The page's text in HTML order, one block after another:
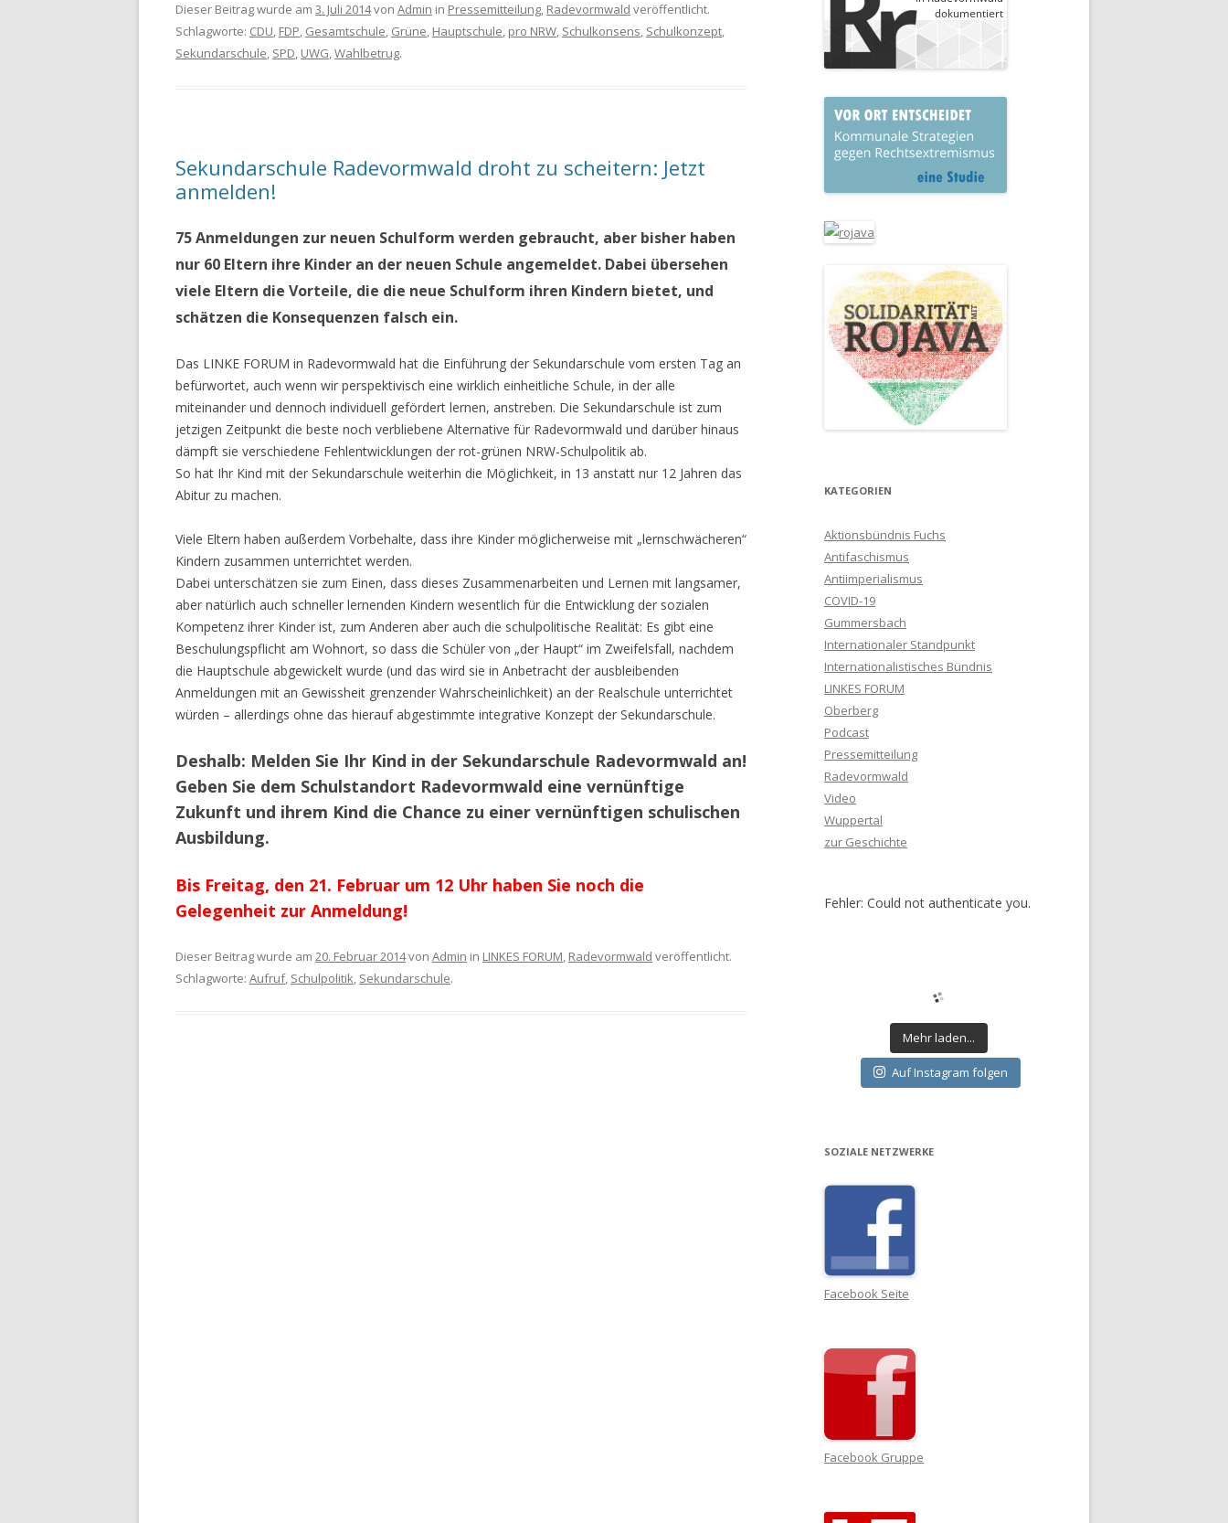
Dieser Beitrag wurde am 3. Juli 2014von Admin in Pressemitteilung, Radevormwald veröffentlicht.
Schlagworte: CDU, FDP, Gesamtschule, Grüne, Hauptschule, pro NRW, Schulkonsens, Schulkonzept,
Sekundarschule, SPD, UWG,Wahlbetrug.
Sekundarschule Radevormwald droht zu scheitern: Jetzt
anmelden!
75 Anmeldungen zur neuen Schulform werden gebraucht, aber bisher haben
nur 60 Eltern ihre Kinder an der neuen Schule angemeldet. Dabei übersehen
viele Eltern die Vorteile, die die neue Schulform ihren Kindern bietet, und
schätzen die Konsequenzen falsch ein.
Das LINKE FORUM in Radevormwald hat die Einführung der Sekundarschule vom ersten Tag an
befürwortet, auch wenn wir perspektivisch eine wirklich einheitliche Schule, in der alle
miteinander und dennoch individuell gefördert lernen, anstreben. Die Sekundarschule ist zum
jetzigen Zeitpunkt die beste noch verbliebene Alternative für Radevormwald und darüber hinaus
dämpft sie verschiedene Fehlentwicklungen der rot-grünen NRW-Schulpolitik ab.
So hat Ihr Kind mit der Sekundarschule weiterhin die Möglichkeit, in 13 anstatt nur 12 Jahren das
Abitur zu machen.
Viele Eltern haben außerdem Vorbehalte, dass ihre Kinder möglicherweise mit „lernschwächeren“
Kindern zusammen unterrichtet werden.
Dabei unterschätzen sie zum Einen, dass dieses Zusammenarbeiten und Lernen mit langsamer,
aber natürlich auch schneller lernenden Kindern wesentlich für die Entwicklung der sozialen
Kompetenz ihrer Kinder ist, zum Anderen aber auch die schulpolitische Realität: Es gibt eine
Beschulungspflicht am Wohnort, so dass die Schüler von „der Haupt“ im Zweifelsfall, nachdem
die Hauptschule abgewickelt wurde (und das wird sie in Anbetracht der ausbleibenden
Anmeldungen mit an Gewissheit grenzender Wahrscheinlichkeit) an der Realschule unterrichtet
würden – allerdings ohne das hierauf abgestimmte integrative Konzept der Sekundarschule.
Deshalb: Melden Sie Ihr Kind in der Sekundarschule Radevormwald an!
Geben Sie dem Schulstandort Radevormwald eine vernünftige
Zukunft und ihrem Kind die Chance zu einer vernünftigen schulischen
Ausbildung.
Bis Freitag, den 21. Februar um 12 Uhr haben Sie noch die
Gelegenheit zur Anmeldung!
Dieser Beitrag wurde am 20. Februar 2014von Admin in LINKES FORUM, Radevormwald veröffentlicht.
Schlagworte: Aufruf, Schulpolitik, Sekundarschule.
KATEGORIEN
Aktionsbündnis Fuchs
Antifaschismus
Antiimperialismus
COVID-19
Gummersbach
Internationaler Standpunkt
Internationalistisches Bündnis
LINKES FORUM
Oberberg
Podcast
Pressemitteilung
Radevormwald
Video
Wuppertal
zur Geschichte
Fehler: Could not authenticate you.
Mehr laden...
Auf Instagram folgen
SOZIALE NETZWERKE
Facebook Seite
Facebook Gruppe